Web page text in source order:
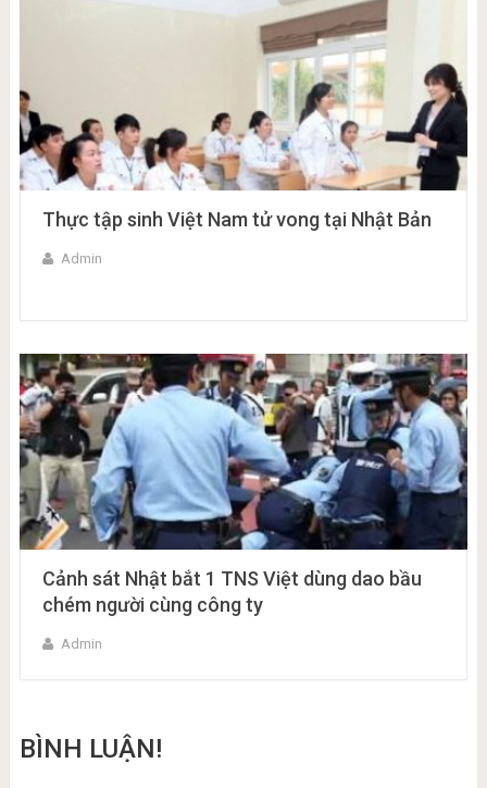
Thực tập sinh Việt Nam tử vong tại Nhật Bản
Admin
Cảnh sát Nhật bắt 1 TNS Việt dùng dao bầu
chém người cùng công ty
Admin
BÌNH LUẬN!